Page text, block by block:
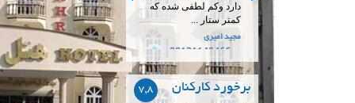
دارد وکم لطفی شده که
کمتر ستار ...
مجید امیری
برخورد کارکنان 7,8